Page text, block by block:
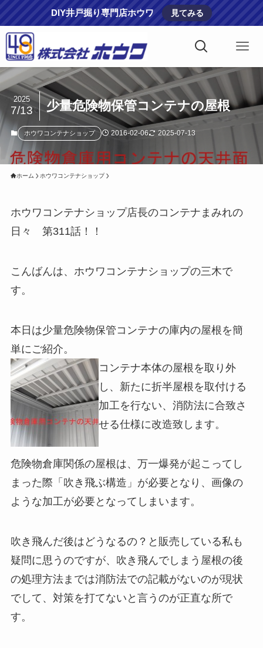
DIY井戸掘り専門店ホウワ 見てみる
少量危険物保管コンテナの屋根
2025
7/13
ホウワコンテナショップ 2016-02-06 2025-07-13
ホーム ホウワコンテナショップ
ホウワコンテナショップ店長のコンテナまみれの
日々 第311話！！
こんばんは、ホウワコンテナショップの三木で
す。
本日は少量危険物保管コンテナの庫内の屋根を簡
単にご紹介。
コンテナ本体の屋根を取り外
し、新たに折半屋根を取付ける
加工を行ない、消防法に合致さ
せる仕様に改造致します。
危険物倉庫関係の屋根は、万一爆発が起こってし
まった際「吹き飛ぶ構造」が必要となり、画像の
ような加工が必要となってしまいます。
吹き飛んだ後はどうなるの？と販売している私も
疑問に思うのですが、吹き飛んでしまう屋根の後
の処理方法までは消防法での記載がないのが現状
でして、対策を打てないと言うのが正直な所で
す。